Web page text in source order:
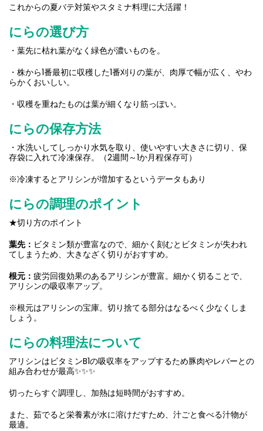
これからの夏バテ対策やスタミナ料理に大活躍！
にらの選び方
・葉先に枯れ葉がなく緑色が濃いものを。
・株から1番最初に収穫した1番刈りの葉が、肉厚で幅が広く、やわ
らかくおいしい。
・収穫を重ねたものは葉が細くなり筋っぽい。
にらの保存方法
・水洗いしてしっかり水気を取り、使いやすい大きさに切り、保
存袋に入れて冷凍保存。（2週間～1か月程保存可）
※冷凍するとアリシンが増加するというデータもあり
にらの調理のポイント
★切り方のポイント
葉先： ビタミン類が豊富なので、細かく刻むとビタミンが失われ
てしまうため、大きなざく切りがおすすめ。
根元： 疲労回復効果のあるアリシンが豊富。細かく切ることで、
アリシンの吸収率アップ。
※根元はアリシンの宝庫。切り捨てる部分はなるべく少なくしま
しょう。
にらの料理法について
アリシンはビタミンB1の吸収率をアップするため豚肉やレバーとの
組み合わせが最高✨✨✨
切ったらすぐ調理し、加熱は短時間がおすすめ。
また、茹でると栄養素が水に溶けだすため、汁ごと食べる汁物が
最適。